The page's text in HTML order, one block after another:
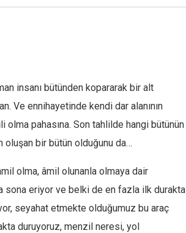
insanı bütünden kopararak bir alt
Ve ennihayetinde kendi dar alanının
olma pahasına. Son tahlilde hangi bütünün
oluşan bir bütün olduğunu da…
olma, âmil olunanla olmaya dair
sona eriyor ve belki de en fazla ilk durakta
seyahat etmekte olduğumuz bu araç
duruyoruz, menzil neresi, yol